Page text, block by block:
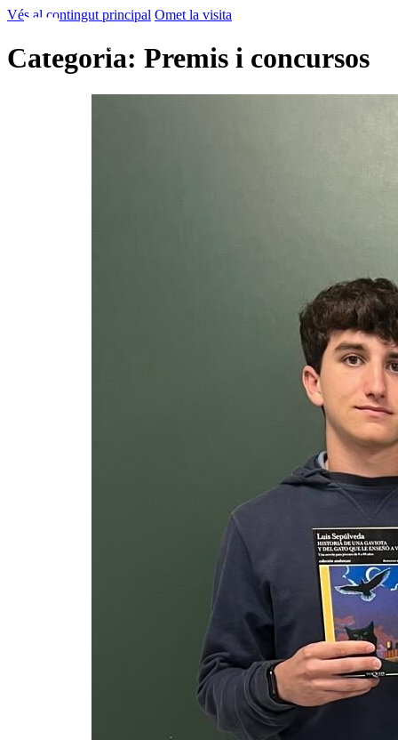
Vés al contingut principal Omet la visita
Categoria: Premis i concursos